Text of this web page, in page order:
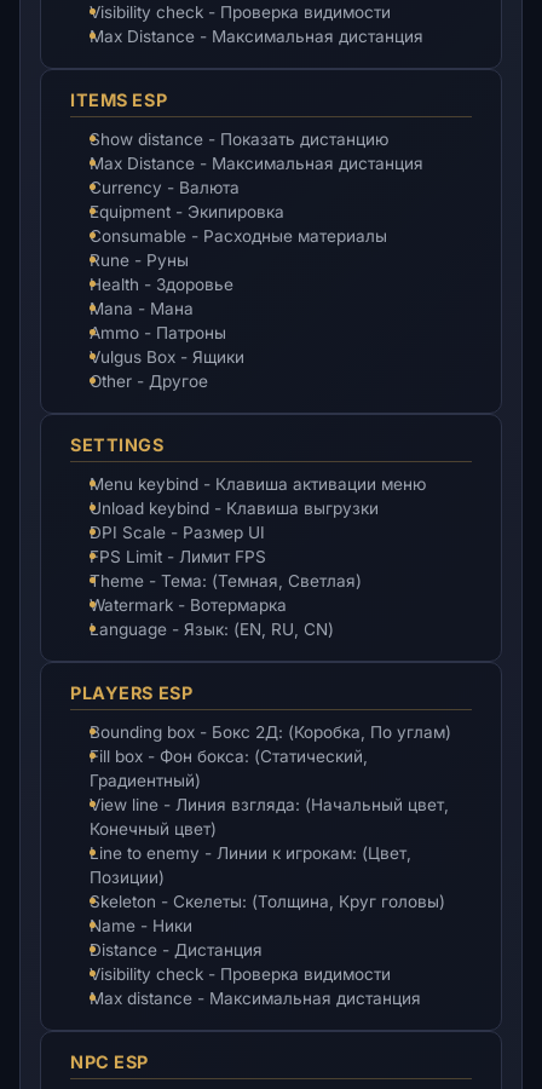
Visibility check - Проверка видимости
Max Distance - Максимальная дистанция
ITEMS ESP
Show distance - Показать дистанцию
Max Distance - Максимальная дистанция
Currency - Валюта
Equipment - Экипировка
Consumable - Расходные материалы
Rune - Руны
Health - Здоровье
Mana - Мана
Ammo - Патроны
Vulgus Box - Ящики
Other - Другое
SETTINGS
Menu keybind - Клавиша активации меню
Unload keybind - Клавиша выгрузки
DPI Scale - Размер UI
FPS Limit - Лимит FPS
Theme - Тема: (Темная, Светлая)
Watermark - Вотермарка
Language - Язык: (EN, RU, CN)
PLAYERS ESP
Bounding box - Бокс 2Д: (Коробка, По углам)
Fill box - Фон бокса: (Статический,
Градиентный)
View line - Линия взгляда: (Начальный цвет,
Конечный цвет)
Line to enemy - Линии к игрокам: (Цвет,
Позиции)
Skeleton - Скелеты: (Толщина, Круг головы)
Name - Ники
Distance - Дистанция
Visibility check - Проверка видимости
Max distance - Максимальная дистанция
NPC ESP